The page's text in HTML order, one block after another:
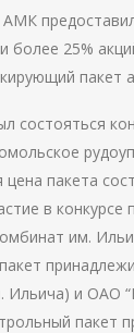
более 25%
пакет
состояться
пакета
в
им.
и ОАО
пакет